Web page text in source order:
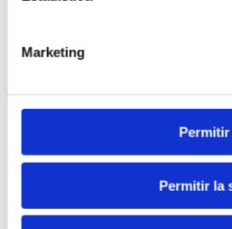
Marketing
Permitir la